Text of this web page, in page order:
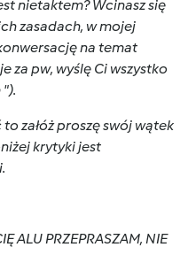
nietaktem? Wcinasz się
zasadach, w mojej
na temat
za pw, wyślę Ci wszystko
").
załóż proszę swój wątek
krytyki jest
ALU PRZEPRASZAM, NIE